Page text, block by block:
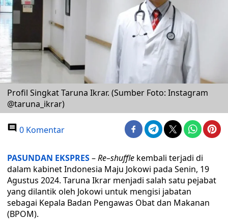
Profil Singkat Taruna Ikrar. (Sumber Foto: Instagram
@taruna_ikrar)
0 Komentar
PASUNDAN EKSPRES–Re–shuffle kembali terjadi di
dalam kabinet Indonesia Maju Jokowi pada Senin, 19
Agustus 2024. Taruna Ikrar menjadi salah satu pejabat
yang dilantik oleh Jokowi untuk mengisi jabatan
sebagai Kepala Badan Pengawas Obat dan Makanan
(BPOM).